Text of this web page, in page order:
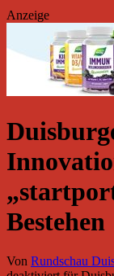
Anzeige
Bestehen
Von Rundschau